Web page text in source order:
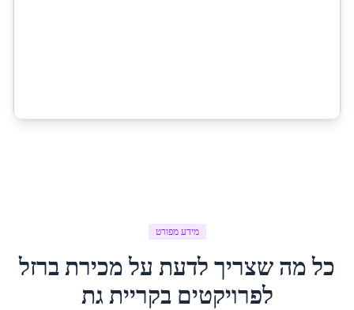
מידע מפורט
כל מה שצריך לדעת עלמכירת ברזל
לפרויקטים בקריית גת